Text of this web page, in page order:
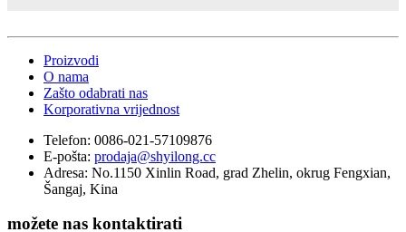
Proizvodi
O nama
Zašto odabrati nas
Korporativna vrijednost
Telefon: 0086-021-57109876
E-pošta: prodaja@shyilong.cc
Adresa: No.1150 Xinlin Road, grad Zhelin, okrug Fengxian,
Šangaj, Kina
možete nas kontaktirati